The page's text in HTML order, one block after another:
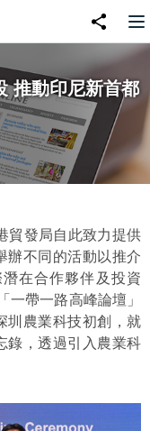
推動印尼新首都
貿發局自此致力提供
辦不同的活動以推介
在合作夥伴及投資
一帶一路高峰論壇」
圳農業科技初創，就
錄，透過引入農業科